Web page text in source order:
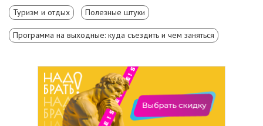
Туризм и отдых Полезные штуки
Программа на выходные: куда съездить и чем заняться